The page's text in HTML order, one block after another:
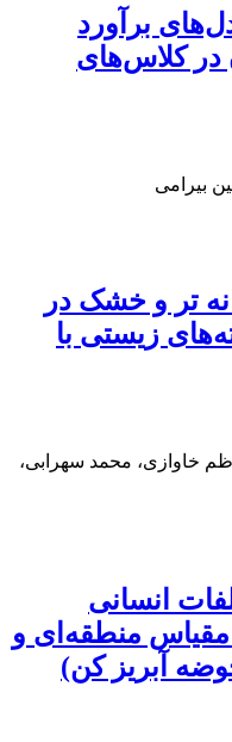
برآورد
کلاس‌های
بیرامی
تر و خشک در
زیستی با
خاوازی، محمد سهرابی،
انسانی
مقیاس منطقه‌ای و
آبریز کن)